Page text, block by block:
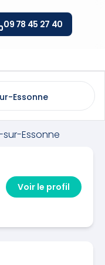
09 78 45 27 40
sécurité qualifié à
Essonne
Voir le profil